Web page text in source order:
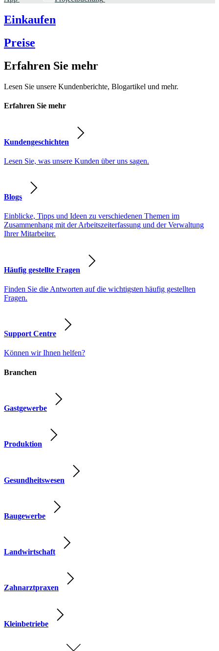
Einkaufen
Preise
Erfahren Sie mehr
Lesen Sie unsere Kundenberichte, Blogartikel und mehr.
Erfahren Sie mehr
Kundengeschichten
Lesen Sie, was unsere Kunden über uns sagen.
Blogs
Einblicke, Tipps und Ideen zu verschiedenen Themen im
Zusammenhang mit der Arbeitszeiterfassung und der Verwaltung
Ihrer Mitarbeiter.
Häufig gestellte Fragen
Finden Sie die Antworten auf die wichtigsten häufig gestellten
Fragen.
Support Centre
Können wir Ihnen helfen?
Branchen
Gastgewerbe
Produktion
Gesundheitswesen
Baugewerbe
Landwirtschaft
Zahnarztpraxen
Kleinbetriebe